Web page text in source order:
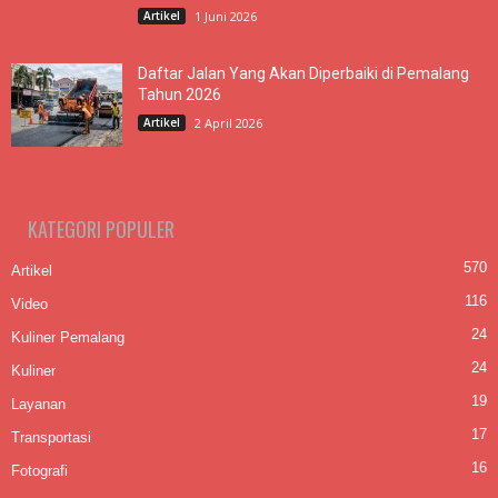
Artikel 1 Juni 2026
Daftar Jalan Yang Akan Diperbaiki di Pemalang
Tahun 2026
Artikel 2 April 2026
KATEGORI POPULER
Artikel 570
Video 116
Kuliner Pemalang 24
Kuliner 24
Layanan 19
Transportasi 17
Fotografi 16